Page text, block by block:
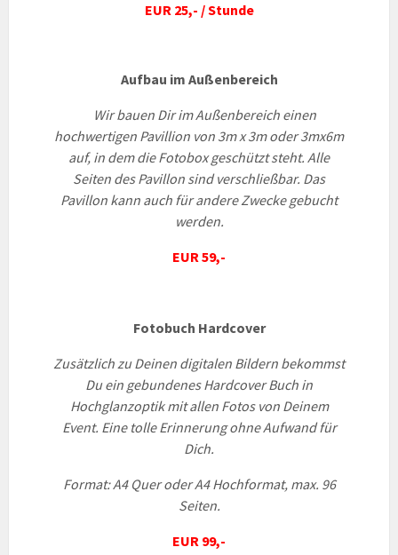
EUR 25,- / Stunde
Aufbau im Außenbereich
Wir bauen Dir im Außenbereich einen
hochwertigen Pavillion von 3m x 3m oder 3mx6m
auf, in dem die Fotobox geschützt steht. Alle
Seiten des Pavillon sind verschließbar. Das
Pavillon kann auch für andere Zwecke gebucht
werden.
EUR 59,-
Fotobuch Hardcover
Zusätzlich zu Deinen digitalen Bildern bekommst
Du ein gebundenes Hardcover Buch in
Hochglanzoptik mit allen Fotos von Deinem
Event. Eine tolle Erinnerung ohne Aufwand für
Dich.
Format: A4 Quer oder A4 Hochformat, max. 96
Seiten.
EUR 99,-